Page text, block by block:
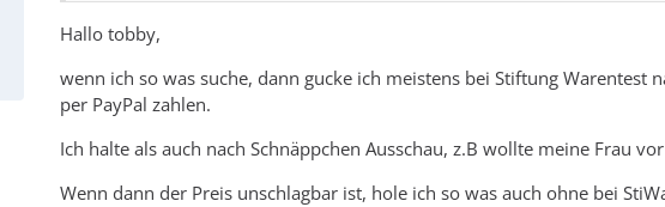
Hallo tobby,
wenn ich so was suche, dann gucke ich meistens bei Stiftung
per PayPal zahlen.
Ich halte als auch nach Schnäppchen Ausschau, z.B wollte meine Frau
Wenn dann der Preis unschlagbar ist, hole ich so was auch ohne bei